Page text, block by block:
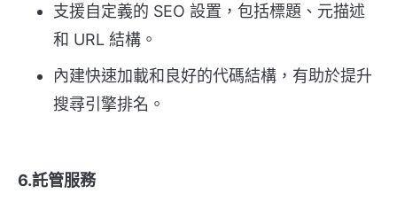
支援自定義的 SEO 設置，包括標題、元描述
和 URL 結構。
內建快速加載和良好的代碼結構，有助於提升
搜尋引擎排名。
6.託管服務